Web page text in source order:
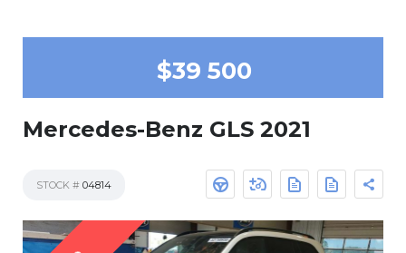
$39 500
Mercedes-Benz GLS 2021
STOCK # 04814